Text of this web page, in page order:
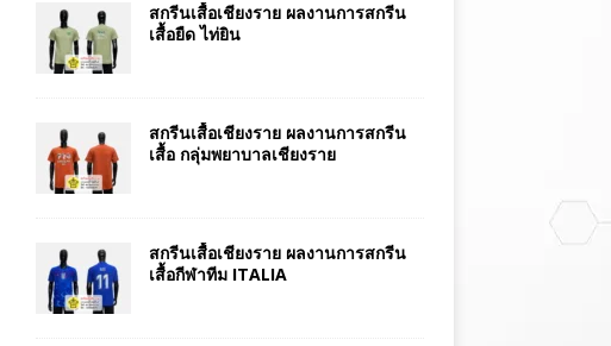
สกรีนเสื้อเชียงราย ผลงานการสกรีน
เสื้อยืด ไท่ยิน
สกรีนเสื้อเชียงราย ผลงานการสกรีน
เสื้อ กลุ่มพยาบาลเชียงราย
สกรีนเสื้อเชียงราย ผลงานการสกรีน
เสื้อกีฬาทีม ITALIA